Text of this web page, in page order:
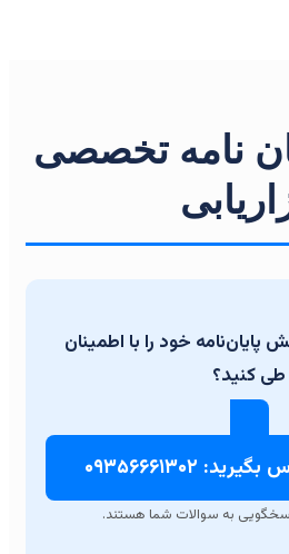
نامه تخصصی
خود را با اطمینان
به سوالات شما هستند.